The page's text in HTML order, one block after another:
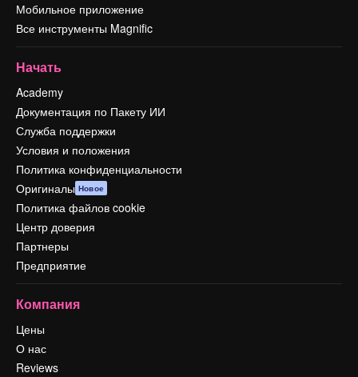
Мобильное приложение
Все инструменты Magnific
Начать
Academy
Документация по Пакету ИИ
Служба поддержки
Условия и положения
Политика конфиденциальности
Оригиналы Новое
Политика файлов cookie
Центр доверия
Партнеры
Предприятие
Компания
Цены
О нас
Reviews